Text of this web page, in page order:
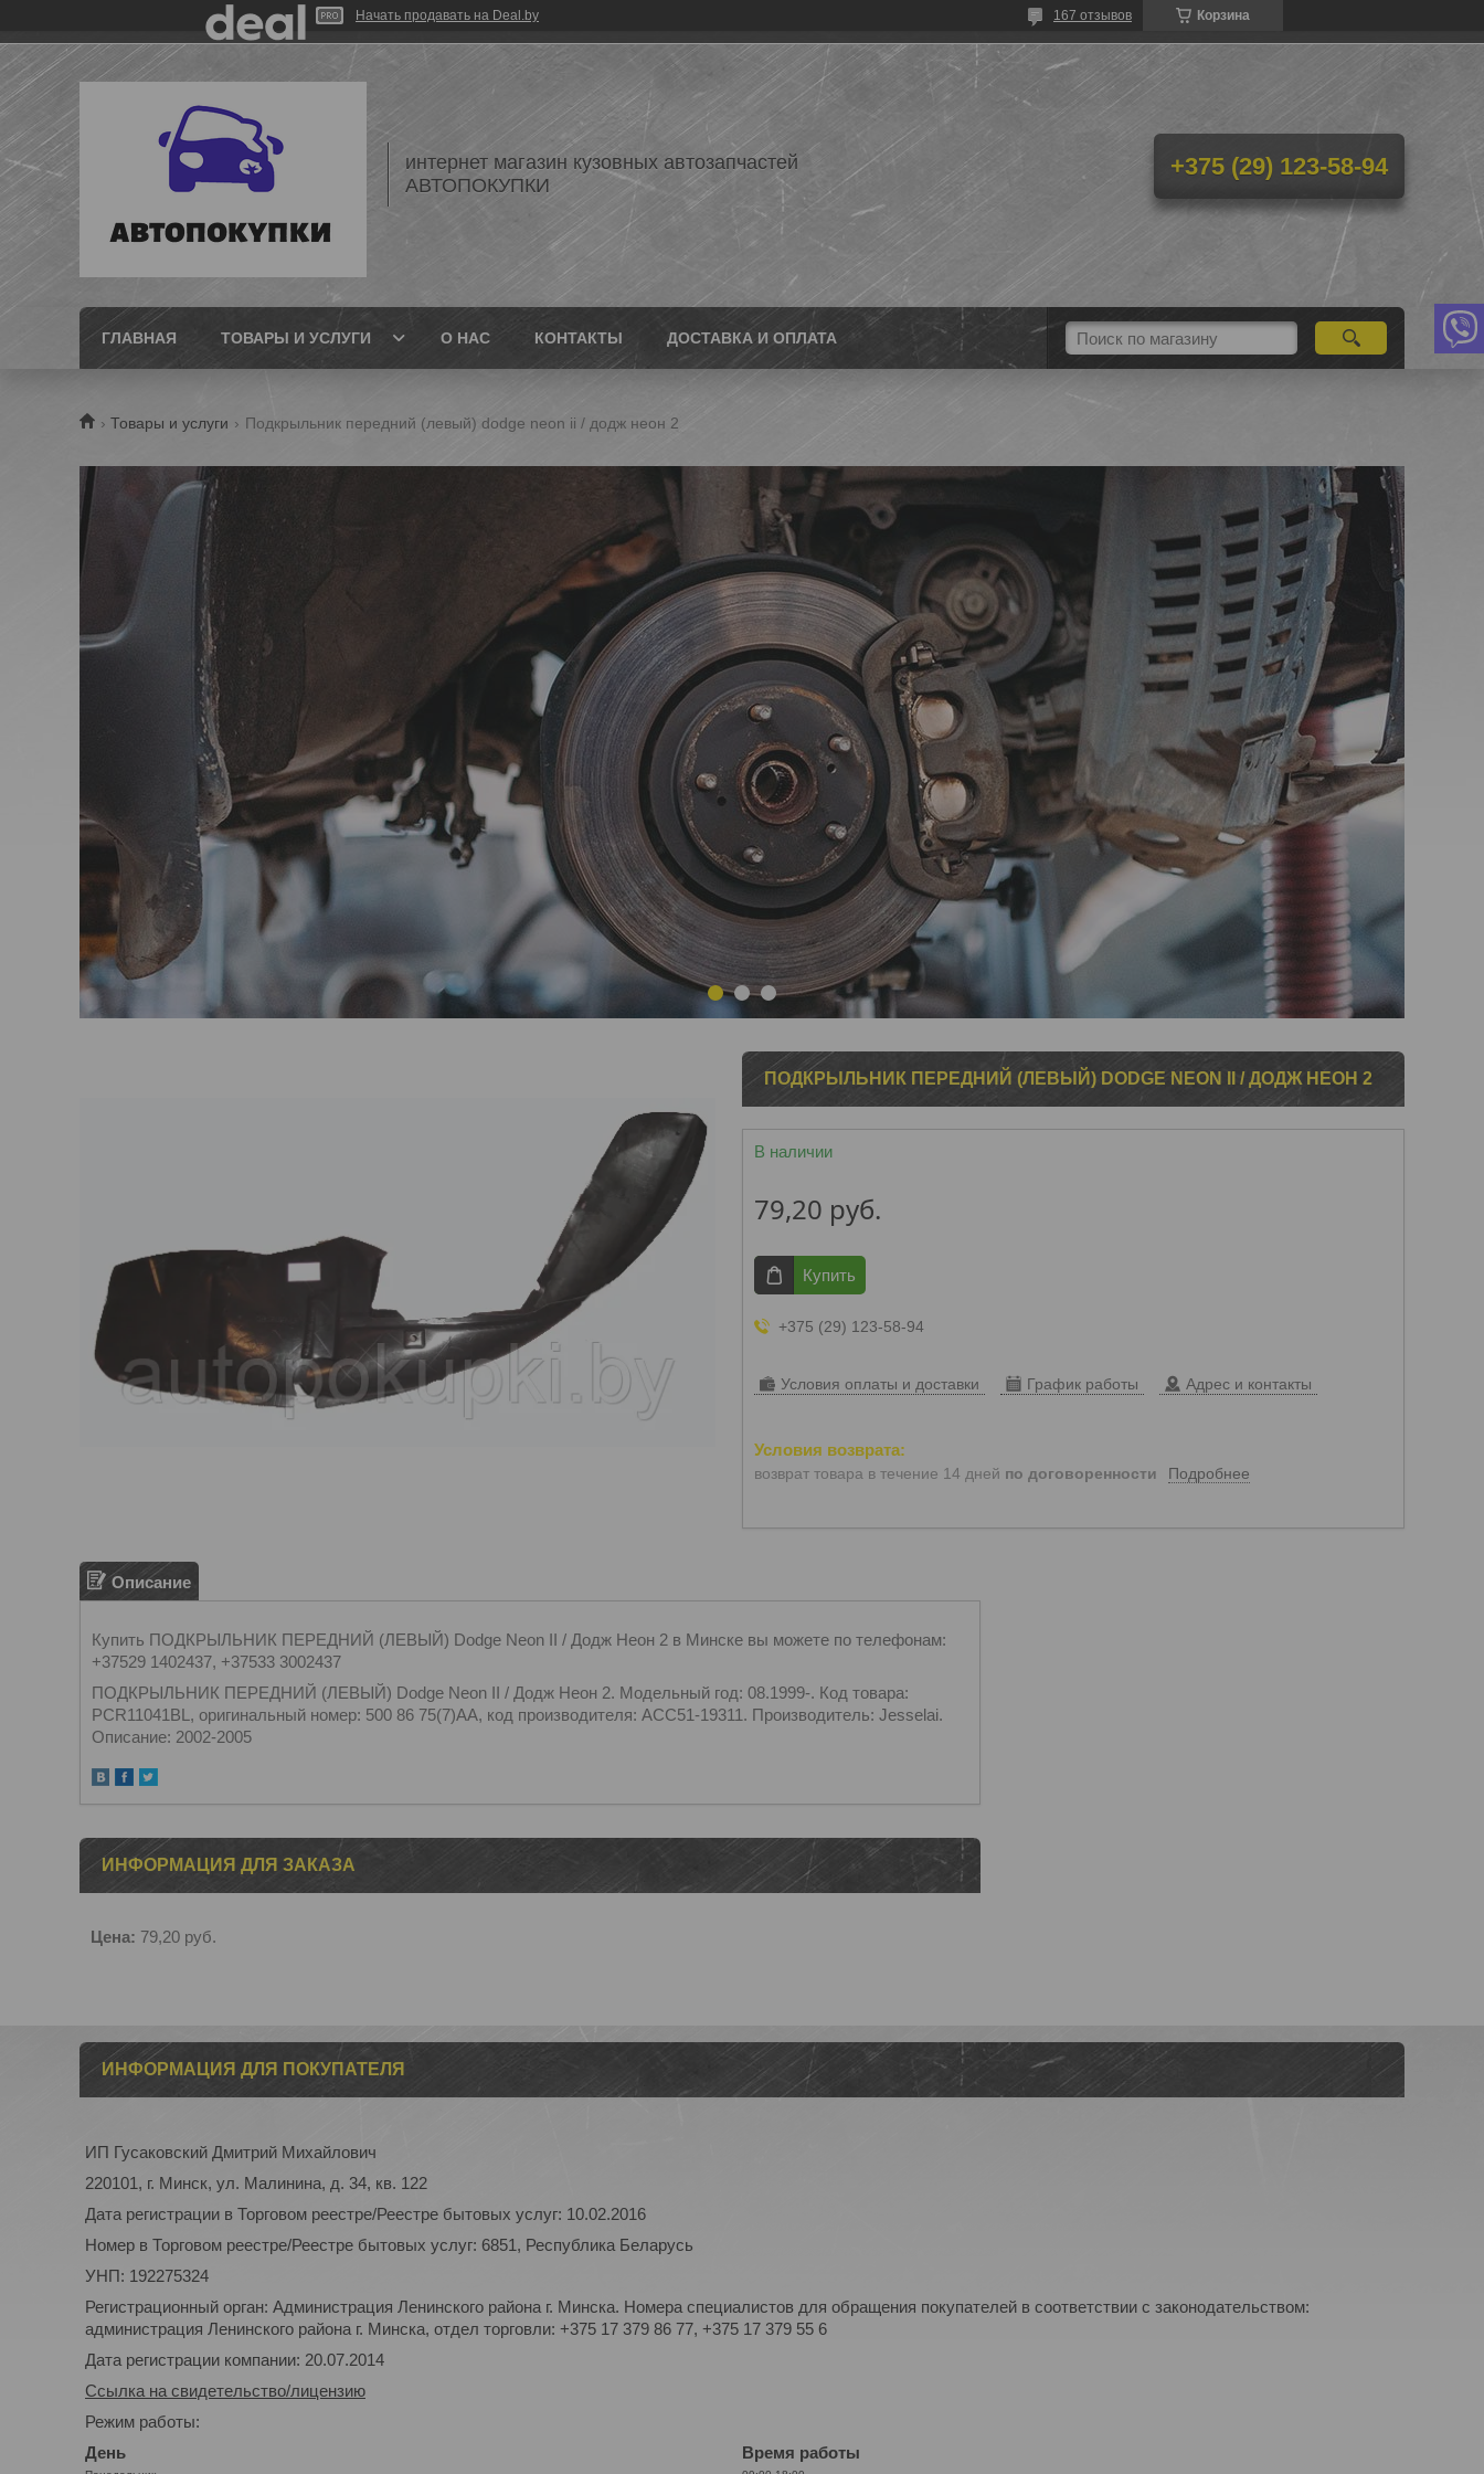
Начать продавать на Deal.by Корзина
167 отзывов
интернет магазин кузовных автозапчастей
АВТОПОКУПКИ
+375 (29) 123-58-94
ГЛАВНАЯ ТОВАРЫ И УСЛУГИ О НАС КОНТАКТЫ ДОСТАВКА И ОПЛАТА
Товары и услуги Подкрыльник передний (левый) dodge neon ii / додж неон 2
ПОДКРЫЛЬНИК ПЕРЕДНИЙ (ЛЕВЫЙ) DODGE NEON II / ДОДЖ НЕОН 2
В наличии
79,20 руб.
Купить
+375 (29) 123-58-94
Условия оплаты и доставки График работы Адрес и контакты
возврат товара в течение 14 дней по договоренности Подробнее
Описание
Купить ПОДКРЫЛЬНИК ПЕРЕДНИЙ (ЛЕВЫЙ) Dodge Neon II / Додж Неон 2 в Минске вы можете по телефонам:
+37529 1402437, +37533 3002437
ПОДКРЫЛЬНИК ПЕРЕДНИЙ (ЛЕВЫЙ) Dodge Neon II / Додж Неон 2. Модельный год: 08.1999-. Код товара:
PCR11041BL, оригинальный номер: 500 86 75(7)AA, код производителя: ACC51-19311. Производитель: Jesselai.
Описание: 2002-2005
ИНФОРМАЦИЯ ДЛЯ ЗАКАЗА
Цена: 79,20 руб.
ИНФОРМАЦИЯ ДЛЯ ПОКУПАТЕЛЯ
ИП Гусаковский Дмитрий Михайлович
220101, г. Минск, ул. Малинина, д. 34, кв. 122
Дата регистрации в Торговом реестре/Реестре бытовых услуг: 10.02.2016
Номер в Торговом реестре/Реестре бытовых услуг: 6851, Республика Беларусь
УНП: 192275324
Регистрационный орган: Администрация Ленинского района г. Минска. Номера специалистов для обращения покупателей в соответствии с законодательством:
администрация Ленинского района г. Минска, отдел торговли: +375 17 379 86 77, +375 17 379 55 6
Дата регистрации компании: 20.07.2014
Ссылка на свидетельство/лицензию
Режим работы:
День
Время работы